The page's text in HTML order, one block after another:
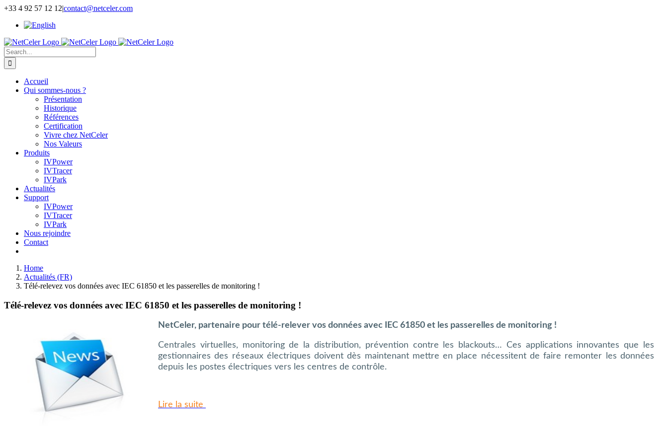
Skip
content
+33 4 92 57 12 12|contact@netceler.com
Search
for:
Accueil
Qui sommes-nous ?
Présentation
Historique
Références
Certification
Vivre chez NetCeler
Nos Valeurs
Produits
IVPower
IVTracer
IVPark
Actualités
Support
IVPower
IVTracer
IVPark
Nous rejoindre
Contact
Home
Actualités (FR)
Télé-relevez vos données avec IEC 61850 et les passerelles de monitoring !
Télé-relevez vos données avec IEC 61850 et les passerelles de monitoring !
NetCeler, partenaire pour télé-relever vos données avec IEC 61850 et les passerelles de monitoring !
Centrales virtuelles, monitoring de la distribution, prévention contre les blackouts… Ces applications innovantes que les
gestionnaires des réseaux électriques doivent dès maintenant mettre en place nécessitent de faire remonter les données
depuis les postes électriques vers les centres de contrôle.
Lire la suite